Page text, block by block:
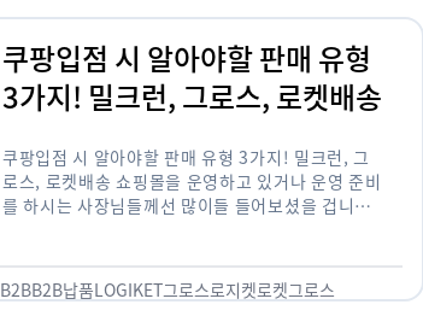
쿠팡입점 시 알아야할 판매 유형
3가지! 밀크런, 그로스, 로켓배송
쿠팡입점 시 알아야할 판매 유형 3가지! 밀크런, 그
로스, 로켓배송 쇼핑몰을 운영하고 있거나 운영 준비
를 하시는 사장님들께선 많이들 들어보셨을 겁니다.
B2BB2B납품LOGIKET그로스로지켓로켓그로스